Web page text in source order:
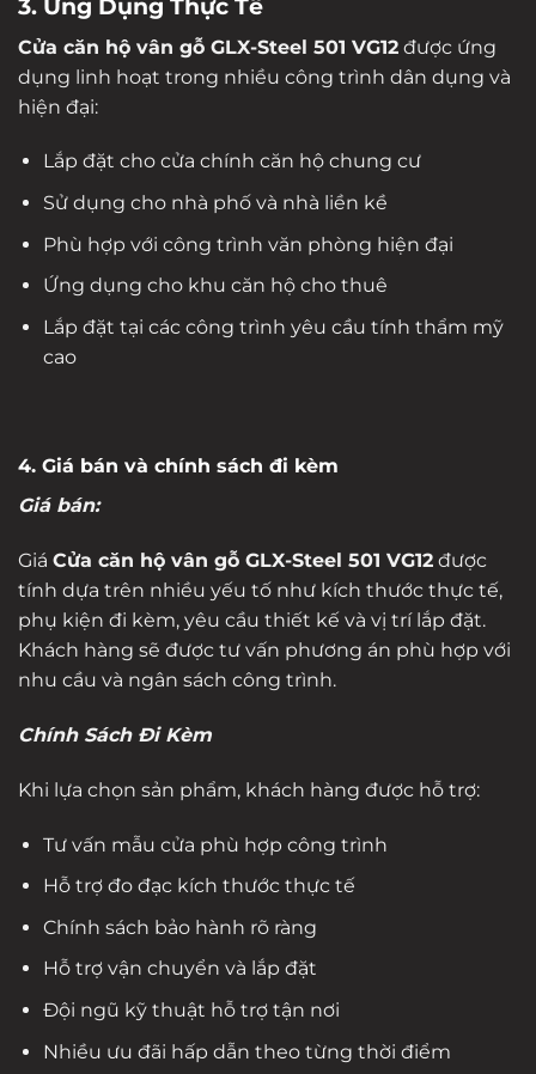
3. Ứng Dụng Thực Tế
Cửa căn hộ vân gỗ GLX-Steel 501 VG12 được ứng
dụng linh hoạt trong nhiều công trình dân dụng và
hiện đại:
Lắp đặt cho cửa chính căn hộ chung cư
Sử dụng cho nhà phố và nhà liền kề
Phù hợp với công trình văn phòng hiện đại
Ứng dụng cho khu căn hộ cho thuê
Lắp đặt tại các công trình yêu cầu tính thẩm mỹ
cao
4. Giá bán và chính sách đi kèm
Giá bán:
Giá Cửa căn hộ vân gỗ GLX-Steel 501 VG12 được
tính dựa trên nhiều yếu tố như kích thước thực tế,
phụ kiện đi kèm, yêu cầu thiết kế và vị trí lắp đặt.
Khách hàng sẽ được tư vấn phương án phù hợp với
nhu cầu và ngân sách công trình.
Chính Sách Đi Kèm
Khi lựa chọn sản phẩm, khách hàng được hỗ trợ:
Tư vấn mẫu cửa phù hợp công trình
Hỗ trợ đo đạc kích thước thực tế
Chính sách bảo hành rõ ràng
Hỗ trợ vận chuyển và lắp đặt
Đội ngũ kỹ thuật hỗ trợ tận nơi
Nhiều ưu đãi hấp dẫn theo từng thời điểm